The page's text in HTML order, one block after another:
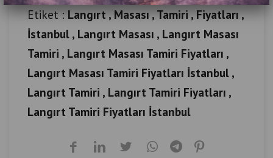
Etiket :Langırt , Masası , Tamiri , Fiyatları ,
İstanbul , Langırt Masası , Langırt Masası
Tamiri , Langırt Masası Tamiri Fiyatları ,
Langırt Masası Tamiri Fiyatları İstanbul ,
Langırt Tamiri , Langırt Tamiri Fiyatları ,
Langırt Tamiri Fiyatları İstanbul